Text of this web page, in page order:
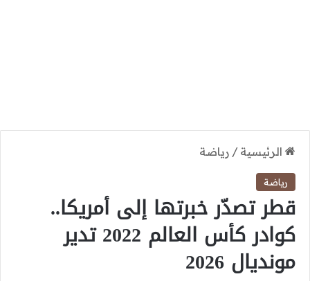
الرئيسية / رياضة
رياضة
قطر تصدّر خبرتها إلى أمريكا..
كوادر كأس العالم 2022 تدير
مونديال 2026